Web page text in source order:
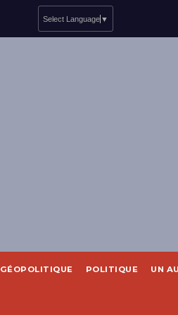
Select Language ▼
GÉOPOLITIQUE POLITIQUE UN